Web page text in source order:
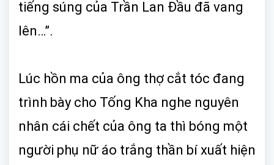
tiếng súng của Trần Lan Đầu đã vang
lên…”.
Lúc hồn ma của ông thợ cắt tóc đang
trình bày cho Tống Kha nghe nguyên
nhân cái chết của ông ta thì bóng một
người phụ nữ áo trắng thần bí xuất hiện